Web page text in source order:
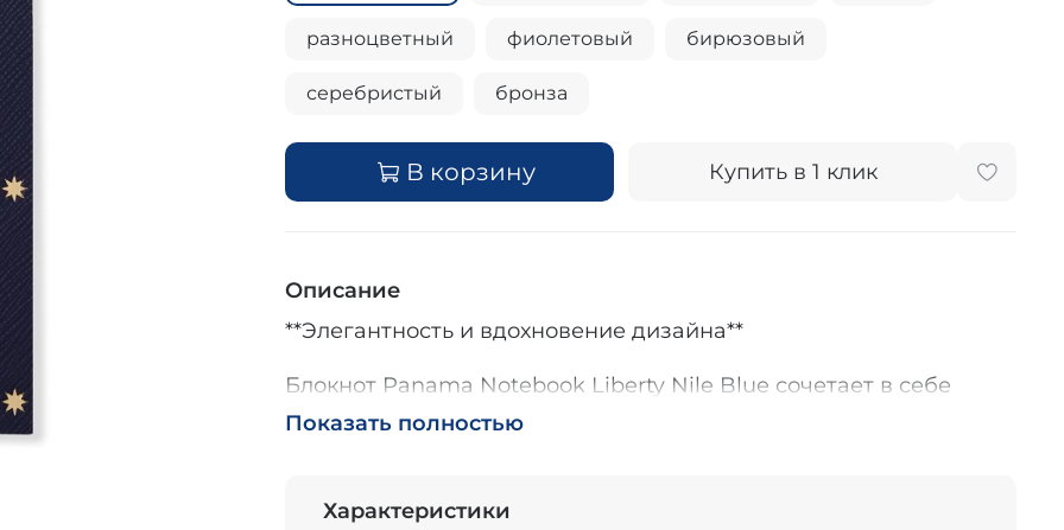
разноцветный фиолетовый бирюзовый
серебристый бронза
В корзину Купить в 1 клик
Описание
**Элегантность и вдохновение дизайна**
Блокнот Panama Notebook Liberty Nile Blue сочетает в себе
традиции мастерства и художественное наследие бренда
Liberty. Фирменная кожа с поперечной текстурой переплетается
из ткани с культовым принтом, придавая изделию
Показать полностью
Характеристики